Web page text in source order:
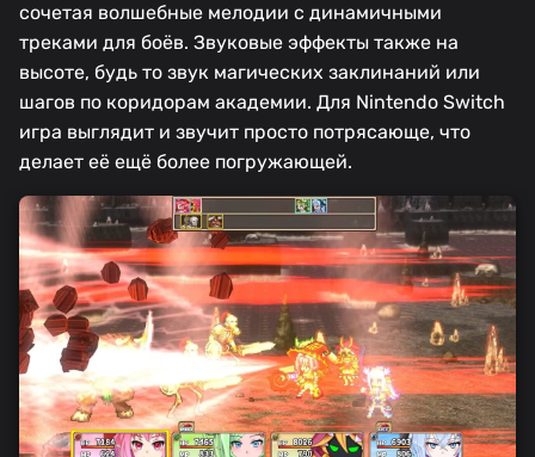
сочетая волшебные мелодии с динамичными
треками для боёв. Звуковые эффекты также на
высоте, будь то звук магических заклинаний или
шагов по коридорам академии. Для Nintendo Switch
игра выглядит и звучит просто потрясающе, что
делает её ещё более погружающей.